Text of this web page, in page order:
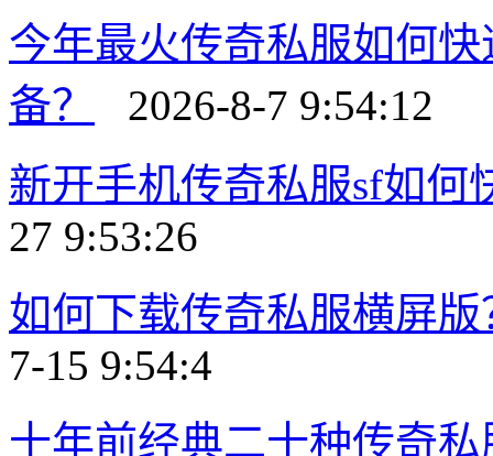
今年最火传奇私服如何
备？
2026-8-7 9:54:12
新开手机传奇私服sf如何
27 9:53:26
如何下载传奇私服横屏
7-15 9:54:4
十年前经典二十种传奇